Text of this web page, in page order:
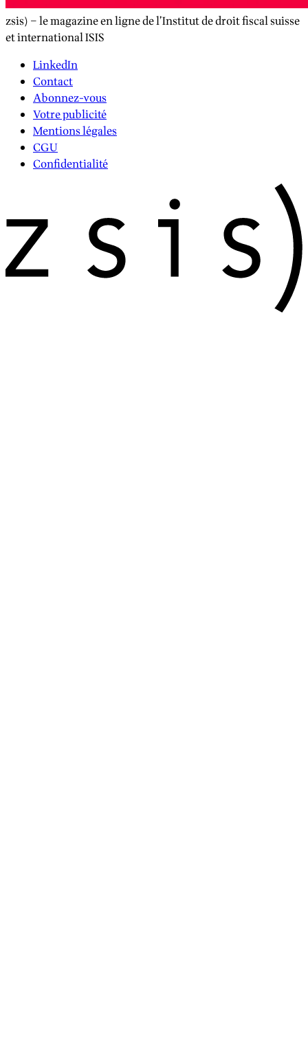
zsis) – le magazine en ligne de l’Institut de droit fiscal suisse
et international ISIS
LinkedIn
Contact
Abonnez-vous
Votre publicité
Mentions légales
CGU
Confidentialité